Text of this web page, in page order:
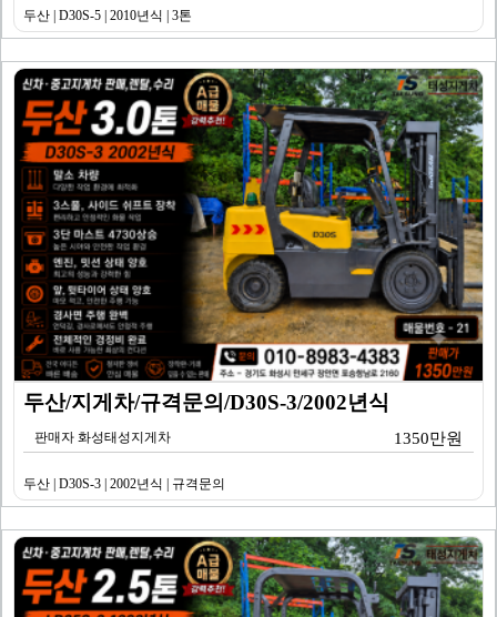
두산 | D30S-5 | 2010년식 | 3톤
두산/지게차/규격문의/D30S-3/2002년식
판매자 화성태성지게차 1350만원
두산 | D30S-3 | 2002년식 | 규격문의